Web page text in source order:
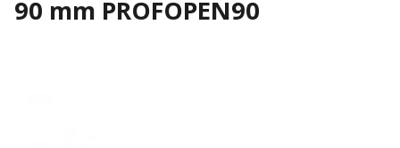
90 mm PROFOPEN90